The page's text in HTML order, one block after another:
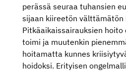
perässä seuraa tuhansien
sijaan kiireetön välttämätön
Pitkäaikaissairauksien
toimi ja muutenkin
hoitamatta kunnes
hoidoksi. Erityisen